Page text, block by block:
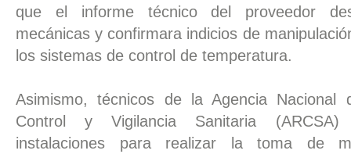
que el informe técnico del proveedor
mecánicas y confirmara indicios de
los sistemas de control de temperatura.
Asimismo, técnicos de la Agencia Nacional
Control y Vigilancia Sanitaria
instalaciones para realizar la toma de